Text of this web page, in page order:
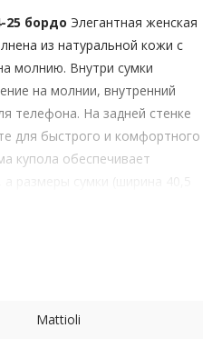
25 бордо Элегантная женская
из натуральной кожи с
молнию. Внутри сумки
на молнии, внутренний
телефона. На задней стенке
для быстрого и комфортного
купола обеспечивает
размеры сумки (ширина 40,5
позволяют вместить все
делает ее
Mattioli